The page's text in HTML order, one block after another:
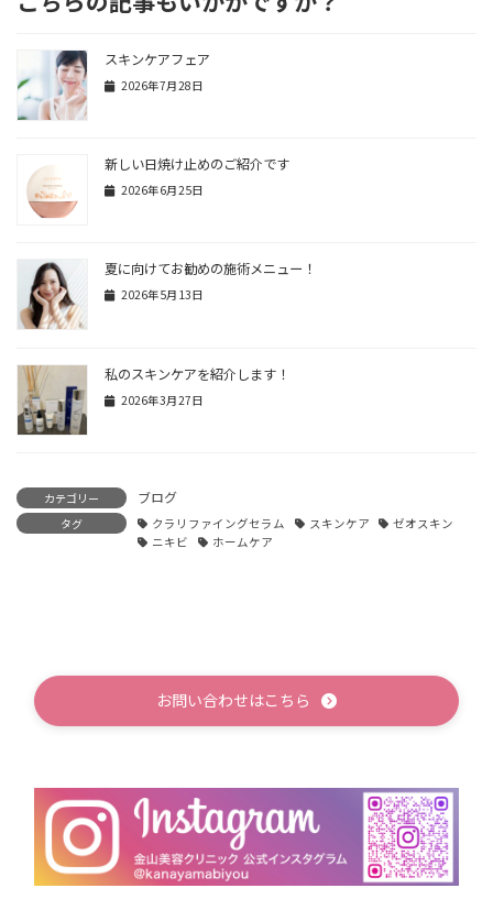
スキンケアフェア
2026年7月28日
新しい日焼け止めのご紹介です
2026年6月25日
夏に向けてお勧めの施術メニュー！
2026年5月13日
私のスキンケアを紹介します！
2026年3月27日
カテゴリー ブログ
タグ クラリファイングセラム スキンケア
ゼオスキン
ニキビ
ホームケア
お問い合わせはこちら